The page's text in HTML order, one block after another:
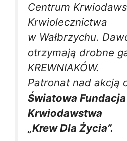
Centrum
Krwiolecznictwa
w Wałbrzychu.
otrzymają drobne
KREWNIAKÓW.
Patronat nad akcją
Światowa
Krwiodawstwa
„Krew Dla Życia”.